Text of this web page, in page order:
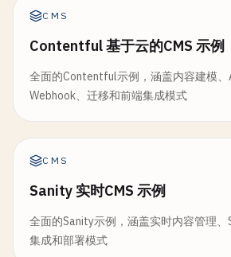
CMS
Contentful 基于云的CMS 示例
全面的Contentful示例，涵盖内容建模、
Webhook、迁移和前端集成模式
CMS
Sanity 实时CMS 示例
全面的Sanity示例，涵盖实时内容管理
集成和部署模式